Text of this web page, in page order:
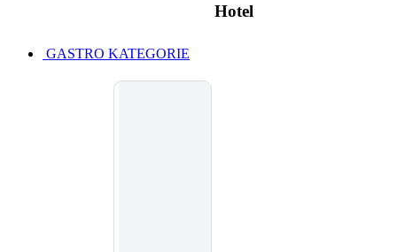
Hotel
GASTRO KATEGORIE